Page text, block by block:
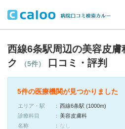
西線6条駅周辺の美容皮膚
ク
（5件） 口コミ・評判
5件の医療機関が見つかりました
エリア・駅
西線6条駅 (1000m)
診療科目
美容皮膚科
名称
なし